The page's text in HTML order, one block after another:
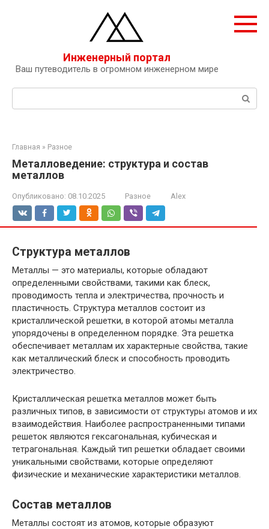
Инженерный портал
Ваш путеводитель в огромном инженерном мире
Поиск:
Главная » Разное
Металловедение: структура и состав
металлов
Опубликовано: 08.10.2025 Разное Alex
Структура металлов
Металлы — это материалы, которые обладают
определенными свойствами, такими как блеск,
проводимость тепла и электричества, прочность и
пластичность. Структура металлов состоит из
кристаллической решетки, в которой атомы металла
упорядочены в определенном порядке. Эта решетка
обеспечивает металлам их характерные свойства, такие
как металлический блеск и способность проводить
электричество.
Кристаллическая решетка металлов может быть
различных типов, в зависимости от структуры атомов и их
взаимодействия. Наиболее распространенными типами
решеток являются гексагональная, кубическая и
тетрагональная. Каждый тип решетки обладает своими
уникальными свойствами, которые определяют
физические и механические характеристики металлов.
Состав металлов
Металлы состоят из атомов, которые образуют